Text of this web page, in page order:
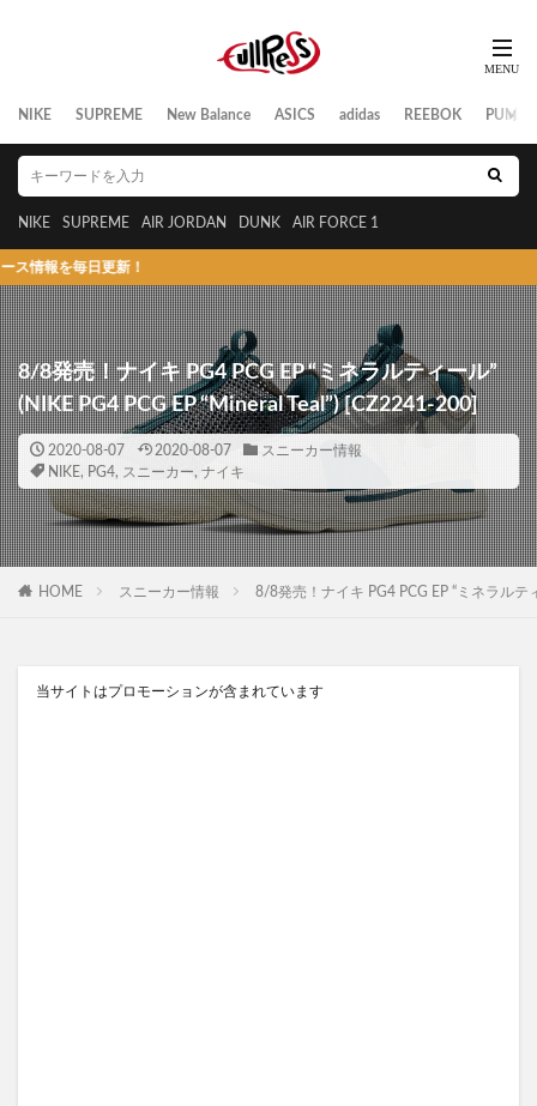
NIKE SUPREME New Balance ASICS adidas REEBOK PUMA
NIKE SUPREME AIR JORDAN DUNK AIR FORCE 1
更新！
8/8発売！ナイキ PG4 PCG EP “ミネラルティール”
(NIKE PG4 PCG EP “Mineral Teal”) [CZ2241-200]
2020-08-07 2020-08-07
スニーカー情報
NIKE, PG4, スニーカー, ナイキ
HOME スニーカー情報 8/8発売！ナイキ PG4 PCG EP “ミネラルテ
当サイトはプロモーションが含まれています